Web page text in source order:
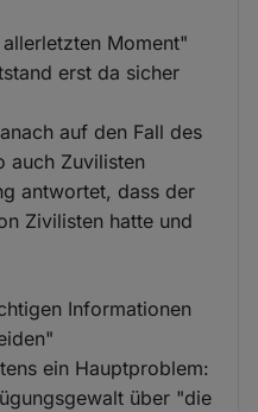
Moment"
erst da sicher
auf den Fall des
auch Zuvilisten
antwortet, dass der
Zivilisten hatte und
Informationen
ein Hauptproblem:
über "die